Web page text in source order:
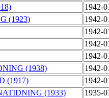
1942-
(1923)
1942-
1942-
1942-
1942-
(1938)
1942-
(1917)
1942-
(1933)
1935-